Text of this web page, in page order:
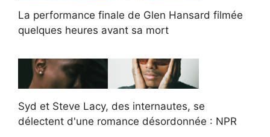
La performance finale de Glen Hansard filmée
quelques heures avant sa mort
Syd et Steve Lacy, des internautes, se
délectent d'une romance désordonnée : NPR